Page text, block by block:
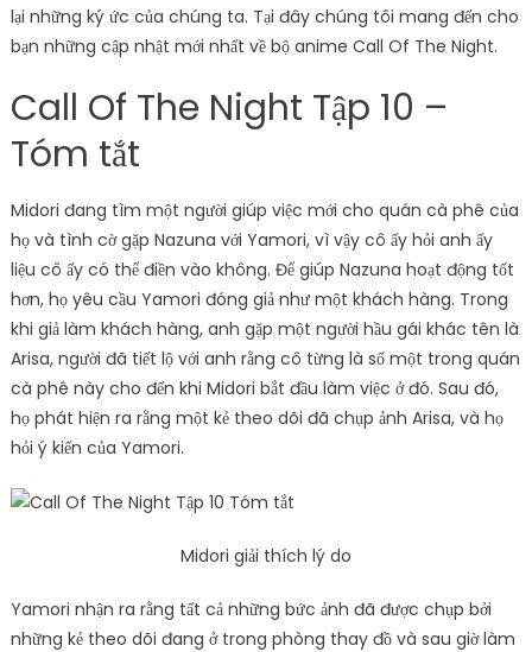
lại những ký ức của chúng ta. Tại đây chúng tôi mang đến cho
bạn những cập nhật mới nhất về bộ anime Call Of The Night.
Call Of The Night Tập 10 –
Tóm tắt
Midori đang tìm một người giúp việc mới cho quán cà phê của
họ và tình cờ gặp Nazuna với Yamori, vì vậy cô ấy hỏi anh ấy
liệu cô ấy có thể điền vào không. Để giúp Nazuna hoạt động tốt
hơn, họ yêu cầu Yamori đóng giả như một khách hàng. Trong
khi giả làm khách hàng, anh gặp một người hầu gái khác tên là
Arisa, người đã tiết lộ với anh rằng cô từng là số một trong quán
cà phê này cho đến khi Midori bắt đầu làm việc ở đó. Sau đó,
họ phát hiện ra rằng một kẻ theo dõi đã chụp ảnh Arisa, và họ
hỏi ý kiến ​​của Yamori.
Midori giải thích lý do
Yamori nhận ra rằng tất cả những bức ảnh đã được chụp bởi
những kẻ theo dõi đang ở trong phòng thay đồ và sau giờ làm